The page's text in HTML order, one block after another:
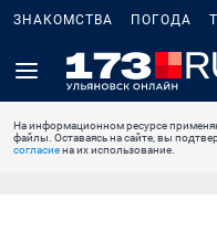
ЗНАКОМСТВА ПОГОДА
На информационном ресурсе
файлы. Оставаясь на сайте, вы
согласиена их использование.